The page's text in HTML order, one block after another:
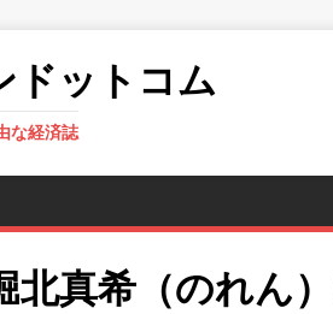
ドットコム
な経済誌
北真希（のれん